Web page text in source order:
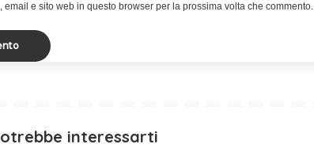
email e sito web in questo browser per la prossima volta che commento.
interessarti